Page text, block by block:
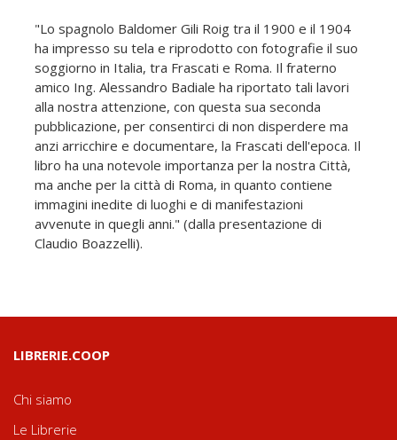
"Lo spagnolo Baldomer Gili Roig tra il 1900 e il 1904
ha impresso su tela e riprodotto con fotografie il suo
soggiorno in Italia, tra Frascati e Roma. Il fraterno
amico Ing. Alessandro Badiale ha riportato tali lavori
alla nostra attenzione, con questa sua seconda
pubblicazione, per consentirci di non disperdere ma
anzi arricchire e documentare, la Frascati dell'epoca. Il
libro ha una notevole importanza per la nostra Città,
ma anche per la città di Roma, in quanto contiene
immagini inedite di luoghi e di manifestazioni
avvenute in quegli anni." (dalla presentazione di
Claudio Boazzelli).
LIBRERIE.COOP
Chi siamo
Le Librerie